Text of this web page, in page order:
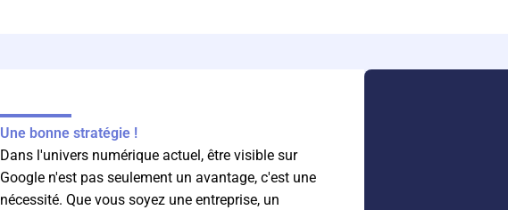
Une bonne stratégie !
Dans l'univers numérique actuel, être visible sur
Google n'est pas seulement un avantage, c'est une
nécessité. Que vous soyez une entreprise, un